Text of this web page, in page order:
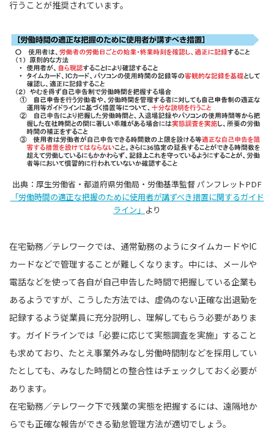
行うことが推奨されています。
出典：厚生労働省・都道府県労働局・労働基準監督 パンフレットPDF
「労働時間の適正な把握のために使用者が講ずべき措置に関するガイド
ライン」 より
在宅勤務／テレワークでは、通常勤務のようにタイムカードやIC
カードなどで管理することが難しくなります。中には、メールや
電話などを使って各自が自己申告した時間で把握している企業も
あるようですが、こうした方法では、虚偽のない正確な出退勤を
記録するよう従業員に充分説明し、理解してもらう必要がありま
す。ガイドラインでは「必要に応じて実態調査を実施」すること
も求めており、たとえ事業外みなし労働時間制などを採用してい
たとしても、みなした時間との整合性はチェックしておく必要が
あります。
在宅勤務／テレワーク下で残業の実態を把握するには、遠隔地か
らでも正確な報告ができる勤怠管理方法が適切でしょう。